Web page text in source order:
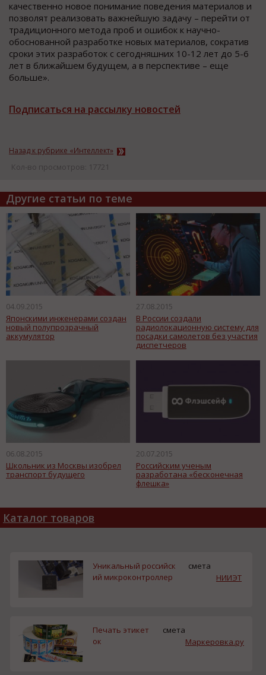
качественно новое понимание поведения материалов и
позволят реализовать важнейшую задачу – перейти от
традиционного метода проб и ошибок к научно-
обоснованной разработке новых материалов, сократив
сроки этих разработок с сегодняшних 10-12 лет до 5-6
лет в ближайшем будущем, а в перспективе – еще
больше».
Подписаться на рассылку новостей
Назад к рубрике «Интеллект»
Кол-во просмотров: 17721
Другие статьи по теме
04.09.2015
Японскими инженерами создан
новый полупрозрачный
аккумулятор
27.08.2015
В России создали
радиолокационную систему для
посадки самолетов без участия
диспетчеров
06.08.2015
Школьник из Москвы изобрел
транспорт будущего
20.07.2015
Российским ученым
разработана «бесконечная
флешка»
Каталог товаров
Уникальный российск
ий микроконтроллер
смета
НИИЭТ
Печать этикет
ок
смета
Маркеровка.ру